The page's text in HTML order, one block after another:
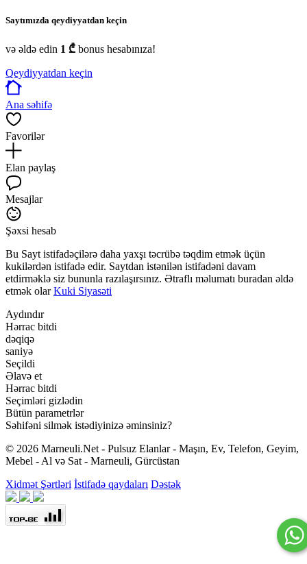
Saytımızda qeydiyyatdan keçin
və əldə edin 1 ₾ bonus hesabınıza!
Qeydiyyatdan keçin
Ana səhifə
Favorilər
Elan paylaş
Mesajlar
Şəxsi hesab
Bu Sayt istifadəçilərə daha yaxşı təcrübə təqdim etmək üçün
kukilərdən istifadə edir. Saytdan istənilən istifadəni davam
etdirməklə siz bununla razılaşırsınız. Ətraflı məlumatı buradan əldə
etmək olarKuki Siyasəti
Aydındır
Hərrac bitdi
dəqiqə
saniyə
Seçildi
Əlavə et
Hərrac bitdi
Seçimləri gizlədin
Bütün parametrlər
Səhifəni silmək istədiyinizə əminsiniz?
© 2026 Marneuli.Net - Pulsuz Elanlar - Maşın, Ev, Telefon, Geyim,
Mebel - Al və Sat - Marneuli, Gürcüstan
Xidmət Şərtləri İstifadə qaydaları Dəstək